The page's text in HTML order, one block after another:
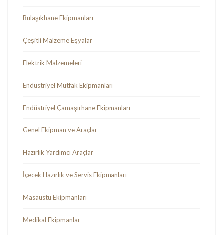
Bulaşıkhane Ekipmanları
Çeşitli Malzeme Eşyalar
Elektrik Malzemeleri
Endüstriyel Mutfak Ekipmanları
Endüstriyel Çamaşırhane Ekipmanları
Genel Ekipman ve Araçlar
Hazırlık Yardımcı Araçlar
İçecek Hazırlık ve Servis Ekipmanları
Masaüstü Ekipmanları
Medikal Ekipmanlar